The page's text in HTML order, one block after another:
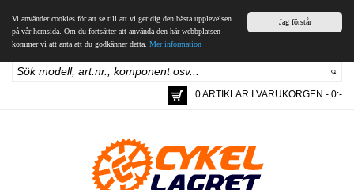
Jag förstår
Vi använder cookies för att se till att vi ger dig den bästa upplevelsen
på vår hemsida. Om du fortsätter att använda den här webbplatsen
kommer vi att anta att du godkänner detta. Mer information
0 ARTIKLAR I VARUKORGEN - 0:-